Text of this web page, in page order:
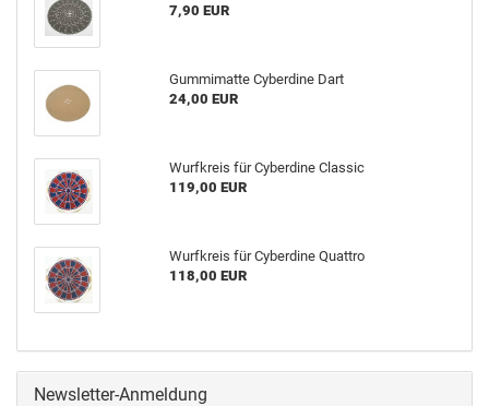
7,90 EUR
Gum­mi­mat­te Cy­ber­di­ne Dart
24,00 EUR
Wurf­kreis für Cy­ber­di­ne Clas­sic
119,00 EUR
Wurf­kreis für Cy­ber­di­ne Quat­tro
118,00 EUR
Newsletter-Anmeldung